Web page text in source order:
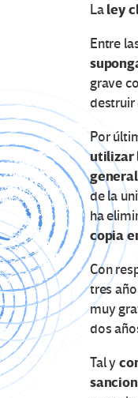
Laley
Entre
grave
destruir
Por
utilizar
general
de la
ha
copia
Con
tres
muy
dos
Tal y